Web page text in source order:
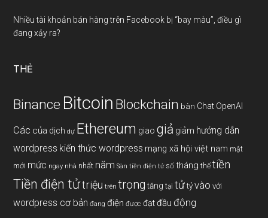
Nhiều tài khoản bán hàng trên Facebook bị “bay màu”, điều gì
đang xảy ra?
THẺ
Binance Bitcoin Blockchain bàn Chat OpenAI
Các của dịch dự Ethereum giao giả giảm hướng dẫn
wordpress kiến thức wordpress mạng xã hội việt nam mật
mới mức ngay nhà nhất năm Sàn tiền điện tử số tháng thế tiền
Tiền điện tửtriệu trên trọng tăng tại tử tỷ vào với
wordpress cơ bản đang điện được đạtđầu động